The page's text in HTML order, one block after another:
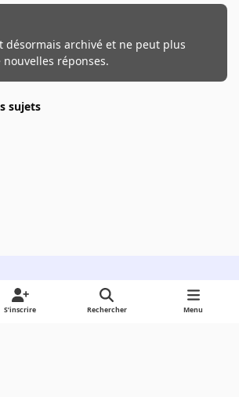
désormais archivé et ne peut plus
nouvelles réponses.
sujets
S’inscrire Rechercher Menu